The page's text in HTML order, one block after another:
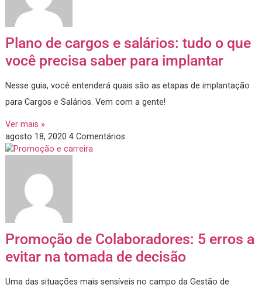
Ver mais »
setembro 18, 2020
Plano de cargos e salários: tudo o
você precisa saber para implantar
Nesse guia, você entenderá quais são as etapas de
para Cargos e Salários. Vem com a gente!
agosto 18, 20204 Comentários